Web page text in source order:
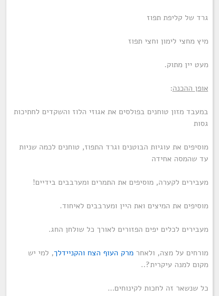
גרד של קליפת תפוז
מיץ מחצי לימון וחצי תפוז
מעט יין מתוק.
אופן ההכנה:
במעבד מזון טוחנים בפולסים את אגוזי הלוז והשקדים לחתיכות
גסות
מוסיפים את עוגיות הבוטנים וגרד התפוז, טוחנים לכמה שניות
עד שהמסה אחידה
מעבירים לקערה, מוסיפים את התמרים ומערבבים בידיים!
מוסיפים את המיצים ואת היין ומערבבים לאיחוד.
מעבירים לכלים יפים הפזורים לאורך כל שולחן החג.
מורחים על מצה, ולאחרמרק העוף הצח והקניידלך, למי יש
מקום למנה עיקרית?..
כל שנשאר זה לחכות לקינוחים…